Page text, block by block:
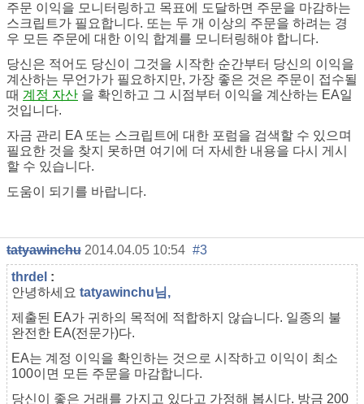
주문 이익을 모니터링하고 목표에 도달하면 주문을 마감하는
스크립트가 필요합니다. 또는 두 개 이상의 주문을 하려는 경
우 모든 주문에 대한 이익 합계를 모니터링해야 합니다.
당신은 적어도 당신이 그것을 시작한 순간부터 당신의 이익을
계산하는 무언가가 필요하지만, 가장 좋은 것은 주문이 접수될
때 계정 자산 을 확인하고 그 시점부터 이익을 계산하는 EA일
것입니다.
자금 관리 EA 또는 스크립트에 대한 포럼을 검색할 수 있으며
필요한 것을 찾지 못하면 여기에 더 자세한 내용을 다시 게시
할 수 있습니다.
도움이 되기를 바랍니다.
tatyawinchu 2014.04.05 10:54 #3
thrdel :
안녕하세요 tatyawinchu님,
제출된 EA가 귀하의 목적에 적합하지 않습니다. 일종의 불
완전한 EA(전문가)다.
EA는 계정 이익을 확인하는 것으로 시작하고 이익이 최소
100이면 모든 주문을 마감합니다.
당신이 좋은 거래를 가지고 있다고 가정해 봅시다. 방금 200